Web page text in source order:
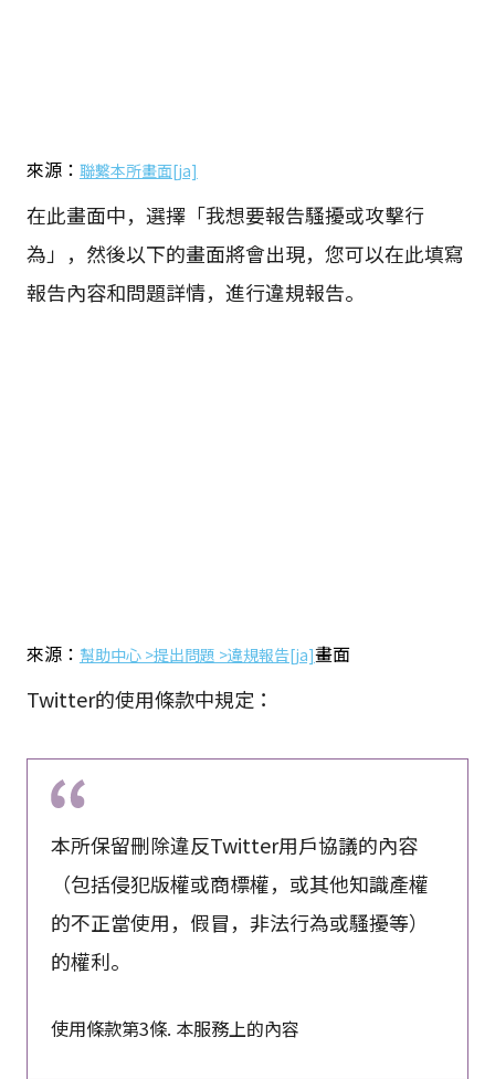
來源： 聯繫本所畫面[ja]
在此畫面中，選擇「我想要報告騷擾或攻擊行
為」，然後以下的畫面將會出現，您可以在此填寫
報告內容和問題詳情，進行違規報告。
來源： 幫助中心 >提出問題 >違規報告[ja]畫面
Twitter的使用條款中規定：
本所保留刪除違反Twitter用戶協議的內容
（包括侵犯版權或商標權，或其他知識產權
的不正當使用，假冒，非法行為或騷擾等）
的權利。
使用條款第3條. 本服務上的內容